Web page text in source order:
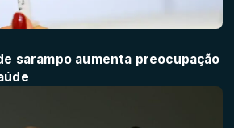
sarampo aumenta preocupação